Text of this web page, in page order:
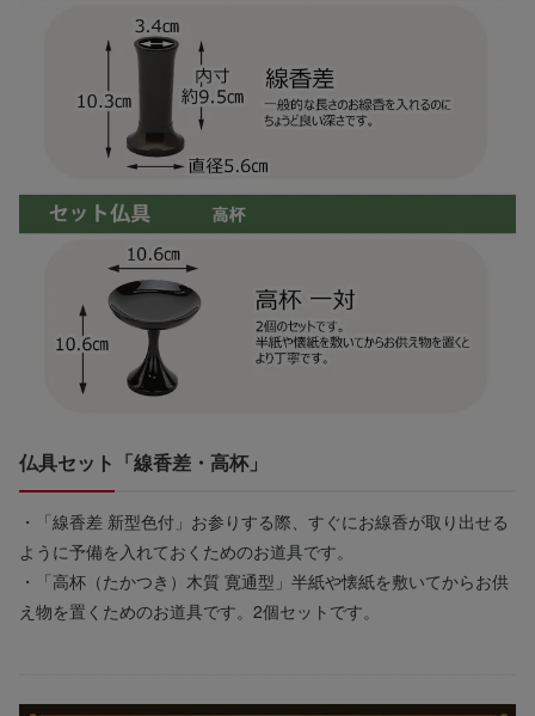
仏具セット「線香差・高杯」
・「線香差 新型色付」お参りする際、すぐにお線香が取り出せる
ように予備を入れておくためのお道具です。
・「高杯（たかつき）木質 寛通型」半紙や懐紙を敷いてからお供
え物を置くためのお道具です。2個セットです。